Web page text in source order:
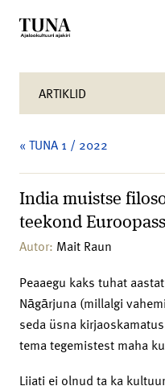
ARTIKLID
« TUNA 1 / 2022
India muistse
teekond
Autor: Mait Raun
Peaaegu kaks tuhat
Nāgārjuna (millalgi
seda üsna
tema tegemistest maha
Liiati ei olnud ta ka